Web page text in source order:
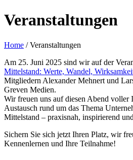
Veranstaltungen
Home /Veranstaltungen
Am 25. Juni 2025 sind wir auf der
Mittelstand: Werte, Wandel,
Mitgliedern Alexander Mehnert und
Greven Medien.
Wir freuen uns auf diesen Abend voller
Austausch rund um das Thema
Mittelstand – praxisnah, inspirierend
Sichern Sie sich jetzt Ihren Platz, wir
Kennenlernen und Ihre Teilnahme!